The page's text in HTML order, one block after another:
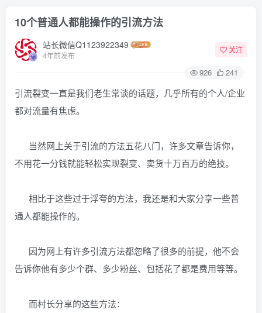
10个普通人都能操作的引流方法
站长微信Q1123922349
4年前发布
关注
926 241
引流裂变一直是我们老生常谈的话题，几乎所有的个人/企业
都对流量有焦虑。
当然网上关于引流的方法五花八门，许多文章告诉你，
不用花一分钱就能轻松实现裂变、卖货十万百万的绝技。
相比于这些过于浮夸的方法，我还是和大家分享一些普
通人都能操作的。
因为网上有许多引流方法都忽略了很多的前提，他不会
告诉你他有多少个群、多少粉丝、包括花了都是费用等等。
而村长分享的这些方法：